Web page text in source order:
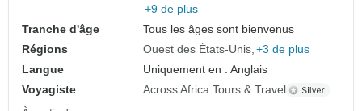
+9 de plus
Tranche d'âge
Tous les âges sont bienvenus
Régions
Ouest des États-Unis +3 de plus
Langue
Uniquement en : Anglais
Voyagiste
Across Africa Tours & Travel